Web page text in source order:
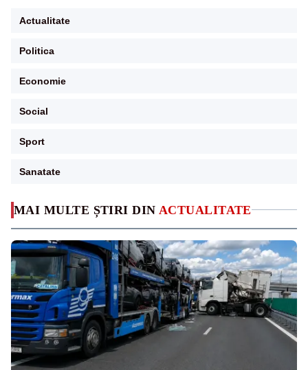
MAI MULTE ȘTIRI DIN ACTUALITATE
Actualitate
Politica
Economie
Social
Sport
Sanatate